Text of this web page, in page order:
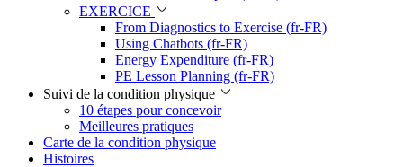
EXERCICE
From Diagnostics to Exercise (fr-FR)
Using Chatbots (fr-FR)
Energy Expenditure (fr-FR)
PE Lesson Planning (fr-FR)
Suivi de la condition physique
10 étapes pour concevoir
Meilleures pratiques
Carte de la condition physique
Histoires